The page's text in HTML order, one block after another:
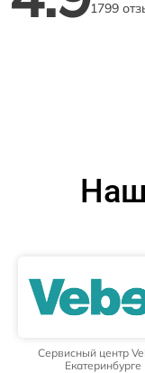
1799
Сервисный центр
Екатеринбурге